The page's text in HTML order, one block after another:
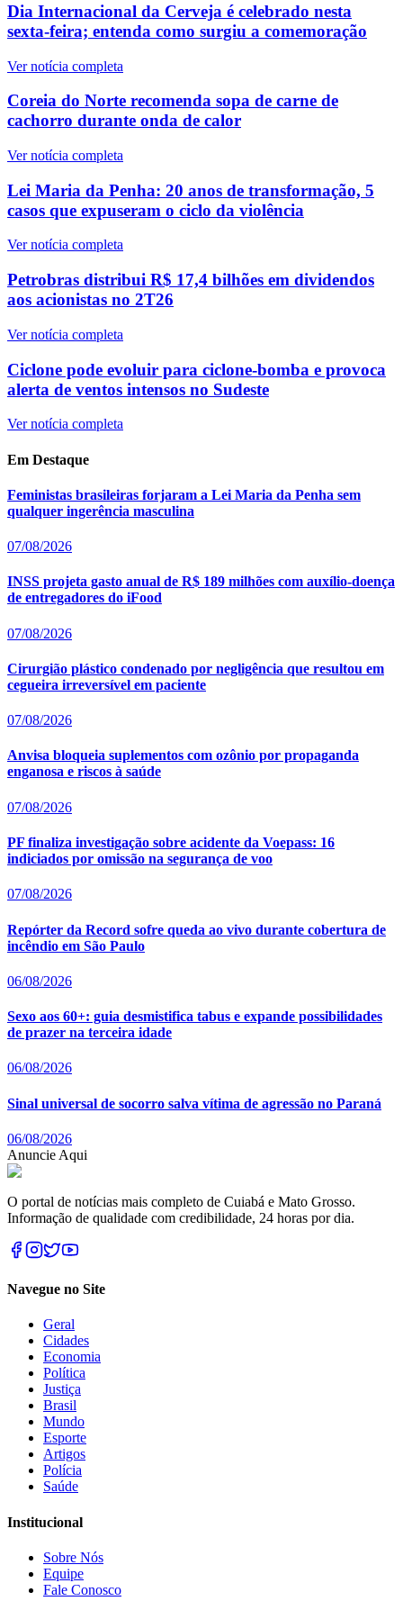
Dia Internacional da Cerveja é celebrado nesta
sexta-feira; entenda como surgiu a comemoração
Ver notícia completa
Coreia do Norte recomenda sopa de carne de
cachorro durante onda de calor
Ver notícia completa
Lei Maria da Penha: 20 anos de transformação, 5
casos que expuseram o ciclo da violência
Ver notícia completa
Petrobras distribui R$ 17,4 bilhões em dividendos
aos acionistas no 2T26
Ver notícia completa
Ciclone pode evoluir para ciclone-bomba e provoca
alerta de ventos intensos no Sudeste
Ver notícia completa
Em Destaque
Feministas brasileiras forjaram a Lei Maria da Penha sem
qualquer ingerência masculina
07/08/2026
INSS projeta gasto anual de R$ 189 milhões com auxílio-doença
de entregadores do iFood
07/08/2026
Cirurgião plástico condenado por negligência que resultou em
cegueira irreversível em paciente
07/08/2026
Anvisa bloqueia suplementos com ozônio por propaganda
enganosa e riscos à saúde
07/08/2026
PF finaliza investigação sobre acidente da Voepass: 16
indiciados por omissão na segurança de voo
07/08/2026
Repórter da Record sofre queda ao vivo durante cobertura de
incêndio em São Paulo
06/08/2026
Sexo aos 60+: guia desmistifica tabus e expande possibilidades
de prazer na terceira idade
06/08/2026
Sinal universal de socorro salva vítima de agressão no Paraná
06/08/2026
Anuncie Aqui
O portal de notícias mais completo de Cuiabá e Mato Grosso.
Informação de qualidade com credibilidade, 24 horas por dia.
Navegue no Site
Geral
Cidades
Economia
Política
Justiça
Brasil
Mundo
Esporte
Artigos
Polícia
Saúde
Institucional
Sobre Nós
Equipe
Fale Conosco